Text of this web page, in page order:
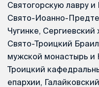
Святогорскую лавру
Свято-Иоанно-
Чугинке,
Свято-Троицкий
мужской монастырь и
Троицкий
епархии,